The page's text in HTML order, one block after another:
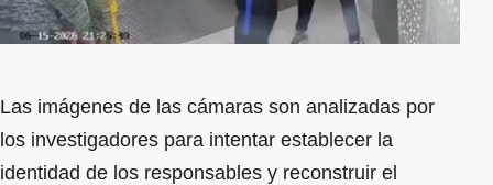
Las imágenes de las cámaras son analizadas por
los investigadores para intentar establecer la
identidad de los responsables y reconstruir el